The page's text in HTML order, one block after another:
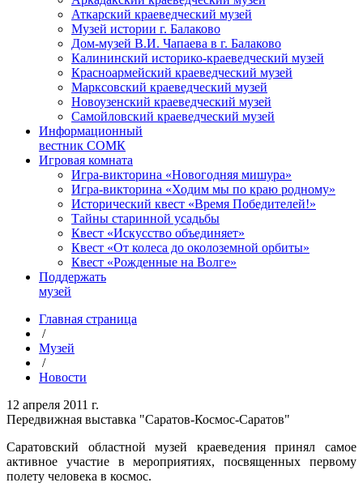
Аткарский краеведческий музей
Музей истории г. Балаково
Дом-музей В.И. Чапаева в г. Балаково
Калининский историко-краеведческий музей
Красноармейский краеведческий музей
Марксовский краеведческий музей
Новоузенский краеведческий музей
Самойловский краеведческий музей
Информационный
вестник СОМК
Игровая комната
Игра-викторина «Новогодняя мишура»
Игра-викторина «Ходим мы по краю родному»
Исторический квест «Время Победителей!»
Тайны старинной усадьбы
Квест «Искусство объединяет»
Квест «От колеса до околоземной орбиты»
Квест «Рожденные на Волге»
Поддержать
музей
Главная страница
/
Музей
/
Новости
12 апреля 2011 г.
Передвижная выставка "Саратов-Космос-Саратов"
Саратовский областной музей краеведения принял самое
активное участие в мероприятиях, посвященных первому
полету человека в космос.